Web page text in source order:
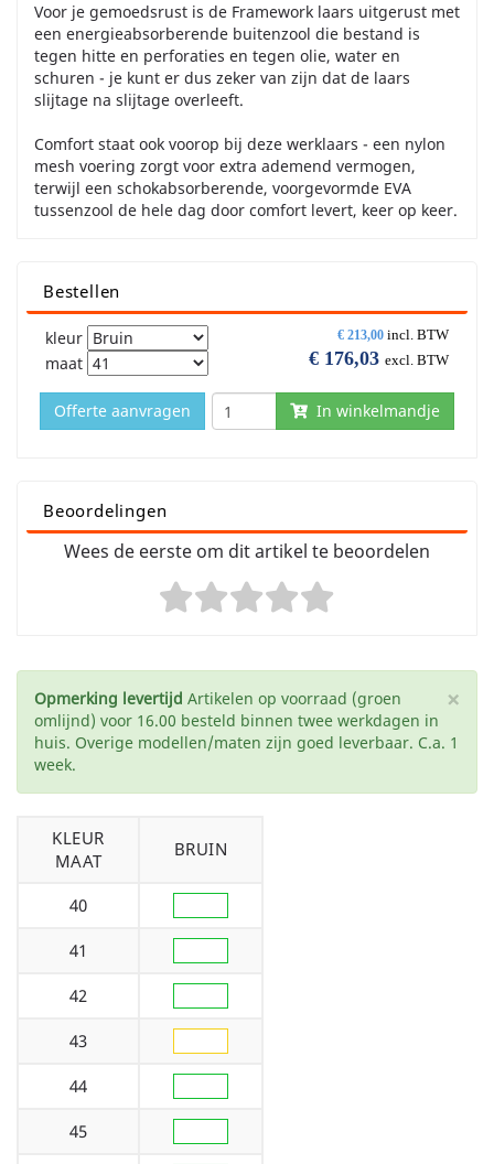
Voor je gemoedsrust is de Framework laars uitgerust met
een energieabsorberende buitenzool die bestand is
tegen hitte en perforaties en tegen olie, water en
schuren - je kunt er dus zeker van zijn dat de laars
slijtage na slijtage overleeft.
Comfort staat ook voorop bij deze werklaars - een nylon
mesh voering zorgt voor extra ademend vermogen,
terwijl een schokabsorberende, voorgevormde EVA
tussenzool de hele dag door comfort levert, keer op keer.
Bestellen
€ 213,00 incl. BTW
€ 176,03 excl. BTW
kleur
maat
In winkelmandje
Offerte aanvragen
Beoordelingen
Wees de eerste om dit artikel te beoordelen
×
Opmerking levertijd Artikelen op voorraad (groen
omlijnd) voor 16.00 besteld binnen twee werkdagen in
huis. Overige modellen/maten zijn goed leverbaar. C.a. 1
week.
KLEUR
MAAT
BRUIN
40
41
42
43
44
45